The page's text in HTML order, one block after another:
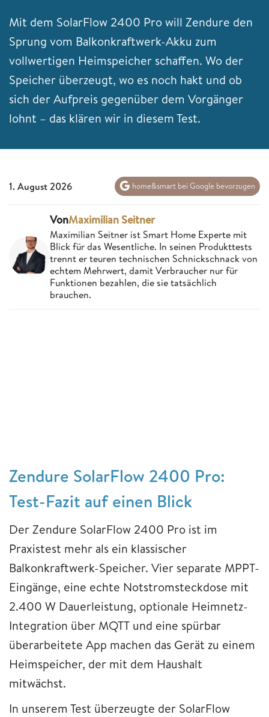
Mit dem SolarFlow 2400 Pro will Zendure den
Sprung vom Balkonkraftwerk-Akku zum
vollwertigen Heimspeicher schaffen. Wo der
Speicher überzeugt, wo es noch hakt und ob
sich der Aufpreis gegenüber dem Vorgänger
lohnt – das klären wir in diesem Test.
1. August 2026 home&smart bei Google bevorzugen
VonMaximilian Seitner
Maximilian Seitner ist Smart Home Experte mit
Blick für das Wesentliche. In seinen Produkttests
trennt er teuren technischen Schnickschnack von
echtem Mehrwert, damit Verbraucher nur für
Funktionen bezahlen, die sie tatsächlich
brauchen.
Zendure SolarFlow 2400 Pro:
Test-Fazit auf einen Blick
Der Zendure SolarFlow 2400 Pro ist im
Praxistest mehr als ein klassischer
Balkonkraftwerk-Speicher. Vier separate MPPT-
Eingänge, eine echte Notstromsteckdose mit
2.400 W Dauerleistung, optionale Heimnetz-
Integration über MQTT und eine spürbar
überarbeitete App machen das Gerät zu einem
Heimspeicher, der mit dem Haushalt
mitwächst.
In unserem Test überzeugte der SolarFlow